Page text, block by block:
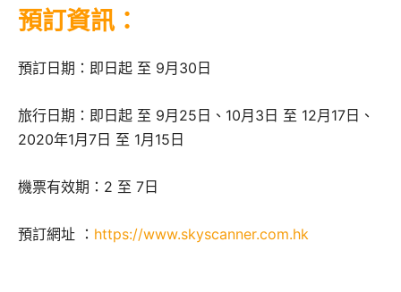
預訂資訊：
預訂日期：即日起 至 9月30日
旅行日期：即日起 至 9月25日、10月3日 至 12月17日、
2020年1月7日 至 1月15日
機票有效期：2 至 7日
預訂網址 ： https://www.skyscanner.com.hk